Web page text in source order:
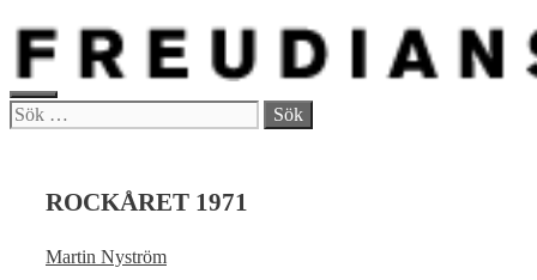
Hoppa
innehåll
MENY
Sök
ROCKÅRET 1971
Martin Nyström